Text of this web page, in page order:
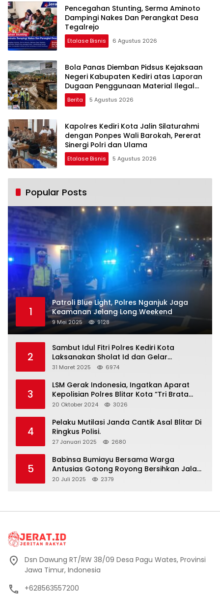
Pencegahan Stunting, Serma Aminoto
Dampingi Nakes Dan Perangkat Desa
Tegalrejo
Etalase Bisnis 6 Agustus 2026
Bola Panas Diemban Pidsus Kejaksaan
Negeri Kabupaten Kediri atas Laporan
Dugaan Penggunaan Material Ilegal
Proyek Tol Kediri Oleh PT. HASTARI JAYA
SENTOSA
Berita 5 Agustus 2026
Kapolres Kediri Kota Jalin Silaturahmi
dengan Ponpes Wali Barokah, Pererat
Sinergi Polri dan Ulama
Etalase Bisnis 5 Agustus 2026
Popular Posts
1
Patroli Blue Light, Polres Nganjuk Jaga
Keamanan Jelang Long Weekend
9 Mei 2025 9128
2
Sambut Idul Fitri Polres Kediri Kota
Laksanakan Sholat Id dan Gelar
Halalbihalal
31 Maret 2025 6974
3
LSM Gerak Indonesia, Ingatkan Aparat
Kepolisian Polres Blitar Kota “Tri Brata
Polri” Harus Diamalkan
20 Oktober 2024 3026
4
Pelaku Mutilasi Janda Cantik Asal Blitar Di
Ringkus Polisi.
27 Januari 2025 2680
5
Babinsa Bumiayu Bersama Warga
Antusias Gotong Royong Bersihkan Jalan
Dusun Banaran
20 Juli 2025 2379
Dsn Dawung RT/RW 38/09 Desa Pagu Wates, Provinsi
Jawa Timur, Indonesia
+628563557200